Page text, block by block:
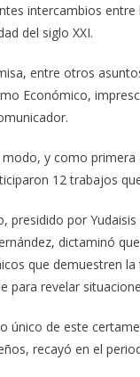
intercambios entre
del siglo XXI.
entre otros
Económico,
y como primera
12 trabajos
presidido por
dictaminó
que demuestren
para revelar
único de este
recayó en el